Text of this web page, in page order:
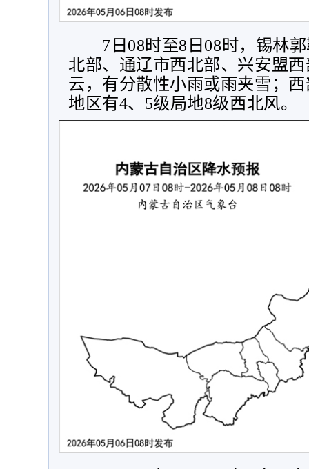
7 日 08时至8 日 08时，锡林
北部、通辽市西北部、兴安盟
云，有分散性小雨或雨夹雪；
地区有4、 5级局地8级西北风。